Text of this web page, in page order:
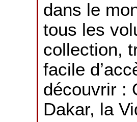
dans le
tous les
collection,
facile
découvrir :
Dakar, la